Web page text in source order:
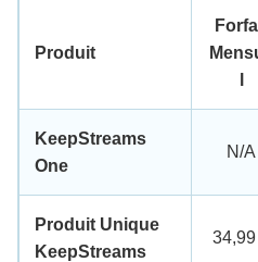
Produit
KeepStreams
One
N/A
Produit Unique
KeepStreams